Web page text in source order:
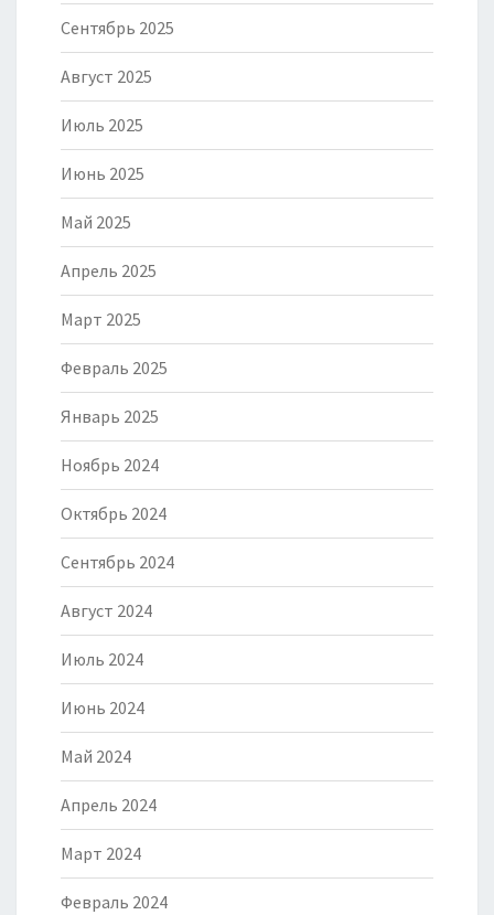
Сентябрь 2025
Август 2025
Июль 2025
Июнь 2025
Май 2025
Апрель 2025
Март 2025
Февраль 2025
Январь 2025
Ноябрь 2024
Октябрь 2024
Сентябрь 2024
Август 2024
Июль 2024
Июнь 2024
Май 2024
Апрель 2024
Март 2024
Февраль 2024